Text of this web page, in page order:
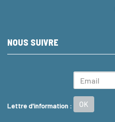
NOUS SUIVRE
Lettre d'information : OK